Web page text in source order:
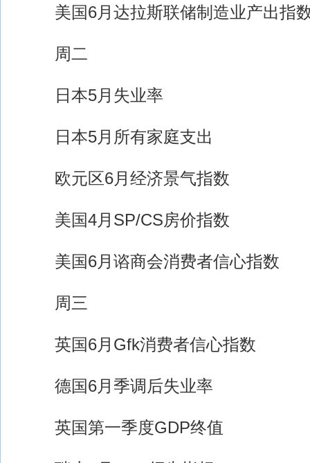
美国6月达拉斯联储制造业产出指
周二
日本5月失业率
日本5月所有家庭支出
欧元区6月经济景气指数
美国4月SP/CS房价指数
美国6月谘商会消费者信心指数
周三
英国6月Gfk消费者信心指数
德国6月季调后失业率
英国第一季度GDP终值